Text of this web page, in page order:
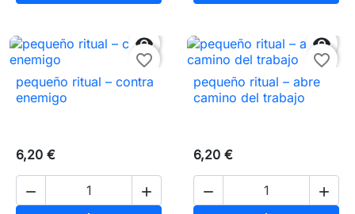

favorite_border
pequeño ritual – contra
enemigo
6,20 €
 

favorite_border
pequeño ritual – abre
camino del trabajo
6,20 €
 